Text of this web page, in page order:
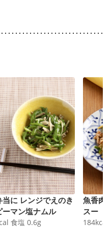
当に レンジでえのき
ーマン塩ナムル
食塩 0.6g
魚香肉
スー
184kcal